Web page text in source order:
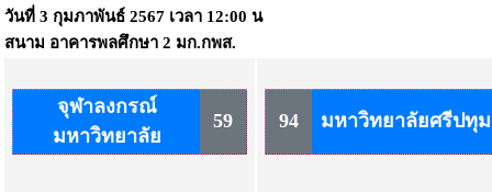
วันที่ 3 กุมภาพันธ์ 2567 เวลา 12:00 น
สนาม อาคารพลศึกษา 2 มก.กพส.
จุฬาลงกรณ์
มหาวิทยาลัย
59 94 มหาวิทยาลัยศรีปทุม